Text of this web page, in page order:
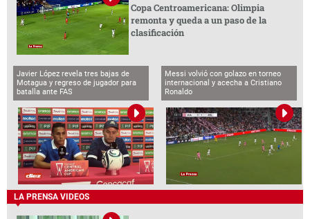
Copa Centroamericana: Olimpia
remonta y queda a un paso de la
clasificación
Javier López revela tres bajas de
Motagua y regreso de jugador para
batalla ante FAS
Messi volvió con golazo en torneo
internacional y acecha a Cristiano
Ronaldo
LA PRENSA VIDEOS